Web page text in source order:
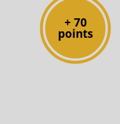
+ 70
points